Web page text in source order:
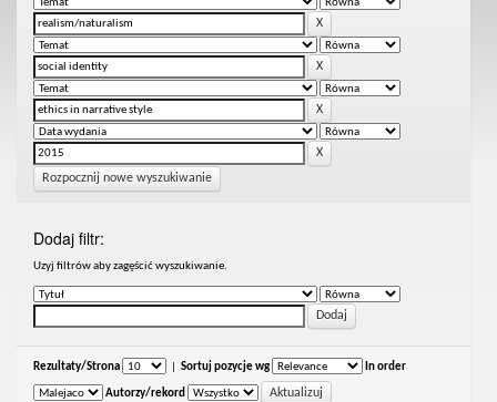
Rozpocznij nowe wyszukiwanie
Dodaj filtr:
Uzyj filtrów aby zagęścić wyszukiwanie.
Rezultaty/Strona Sortuj pozycje wg In order
Autorzy/rekord